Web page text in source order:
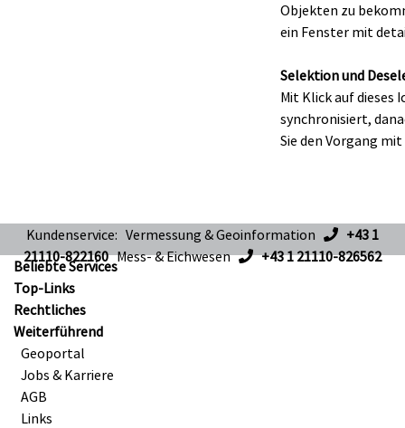
Objekten zu
ein Fenster mit
Selektion und
Mit Klick auf dieses
synchronisiert,
Sie den Vorgang
Kundenservice: Vermessung & Geoinformation
+43 1
21110-822160Mess- & Eichwesen +43 1 21110-826562
Beliebte Services
Top-Links
Rechtliches
Weiterführend
Geoportal
Jobs & Karriere
AGB
Links